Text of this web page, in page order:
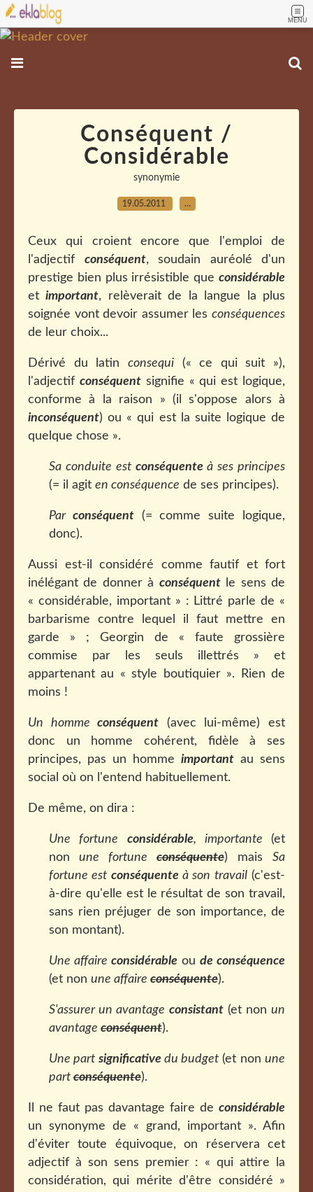
MENU
Conséquent /
Considérable
synonymie
19.05.2011 …
Ceux qui croient encore que l'emploi de
l'adjectif conséquent, soudain auréolé d'un
prestige bien plus irrésistible que considérable
etimportant, relèverait de la langue la plus
soignée vont devoir assumer les conséquences
de leur choix...
Dérivé du latin consequi(« ce qui suit »),
l'adjectif conséquentsignifie « qui est logique,
conforme à la raison » (il s'oppose alors à
inconséquent) ou « qui est la suite logique de
quelque chose ».
Sa conduite est conséquenteà ses principes
(= il agit en conséquence de ses principes).
Par conséquent(= comme suite logique,
donc).
Aussi est-il considéré comme fautif et fort
inélégant de donner à conséquentle sens de
« considérable, important » : Littré parle de «
barbarisme contre lequel il faut mettre en
garde » ; Georgin de « faute grossière
commise par les seuls illettrés » et
appartenant au « style boutiquier ». Rien de
moins !
Un hommeconséquent (avec lui-même) est
donc un homme cohérent, fidèle à ses
principes, pas un homme important au sens
social où on l'entend habituellement.
De même, on dira :
Une fortune considérable, importante (et
non une fortune conséquente) mais Sa
fortune est conséquenteà son travail(c'est-
à-dire qu'elle est le résultat de son travail,
sans rien préjuger de son importance, de
son montant).
Une affaire considérable ou de conséquence
(et non une affaire conséquente).
S'assurer un avantage consistant(et non un
avantage conséquent).
Une part significativedu budget (et nonune
part conséquente).
Il ne faut pas davantage faire de considérable
un synonyme de « grand, important ». Afin
d'éviter toute équivoque, on réservera cet
adjectif à son sens premier : « qui attire la
considération, qui mérite d'être considéré »